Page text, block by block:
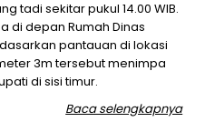
tadi sekitar pukul 14.00 WIB.
di depan Rumah Dinas
pantauan di lokasi
3m tersebut menimpa
di sisi timur.
Baca selengkapnya